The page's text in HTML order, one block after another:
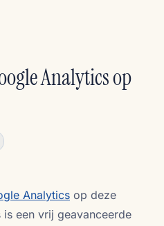
Analytics op
Analytics op deze
een vrij geavanceerde